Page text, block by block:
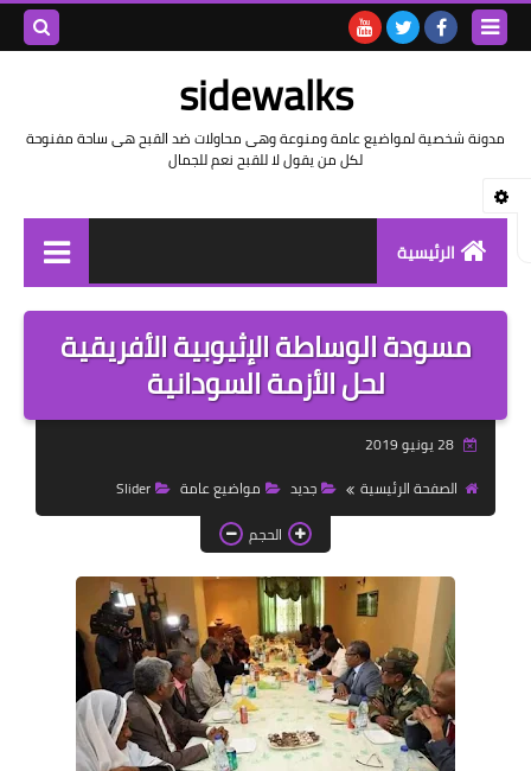
sidewalks
مدونة شخصية لمواضيع عامة ومنوعة وهى محاولات ضد القبح هى ساحة مفنوحة
لكل من يقول لا للقبح نعم للجمال
الرئيسية
توثيق وتاريخ
بيانات
تقارير
خواطر بالفصحى
خواطر قصصية
صور
علوم وبحوث
فيديو
مجرد راى
مسودة الوساطة الإثيوبية الأفريقية
لحل الأزمة السودانية
28 يونيو 2019
الصفحة الرئيسية
جديد مواضيع عامة
Slider
الحجم